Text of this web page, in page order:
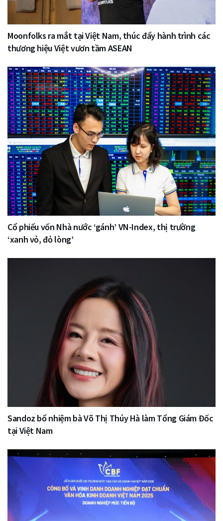
Moonfolks ra mắt tại Việt Nam, thúc đẩy hành trình các
thương hiệu Việt vươn tầm ASEAN
Cổ phiếu vốn Nhà nước ‘gánh’ VN-Index, thị trường
‘xanh vỏ, đỏ lòng’
Sandoz bổ nhiệm bà Võ Thị Thúy Hà làm Tổng Giám Đốc
tại Việt Nam